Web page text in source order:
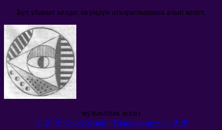
Бул убакыт келди: өкүмдүн аткарылышына алып келет.
музыкалык эскиз
ツ ૐ 卍 Olivet Shanti – Ишке ашыруу ♡ ★ ☸